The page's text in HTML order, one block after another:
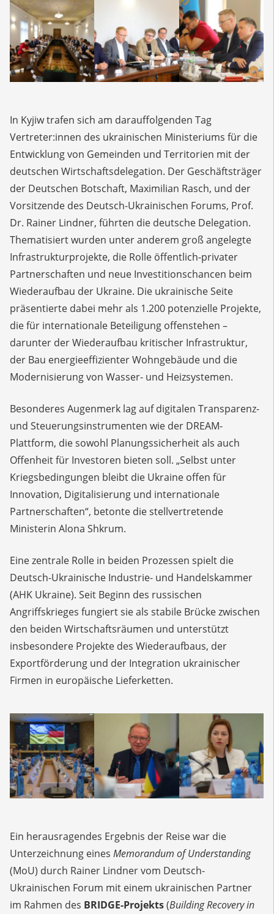
In Kyjiw trafen sich am darauffolgenden Tag
Vertreter:innen des ukrainischen Ministeriums für die
Entwicklung von Gemeinden und Territorien mit der
deutschen Wirtschaftsdelegation. Der Geschäftsträger
der Deutschen Botschaft, Maximilian Rasch, und der
Vorsitzende des Deutsch-Ukrainischen Forums, Prof.
Dr. Rainer Lindner, führten die deutsche Delegation.
Thematisiert wurden unter anderem groß angelegte
Infrastrukturprojekte, die Rolle öffentlich-privater
Partnerschaften und neue Investitionschancen beim
Wiederaufbau der Ukraine. Die ukrainische Seite
präsentierte dabei mehr als 1.200 potenzielle Projekte,
die für internationale Beteiligung offenstehen –
darunter der Wiederaufbau kritischer Infrastruktur,
der Bau energieeffizienter Wohngebäude und die
Modernisierung von Wasser- und Heizsystemen.
Besonderes Augenmerk lag auf digitalen Transparenz-
und Steuerungsinstrumenten wie der DREAM-
Plattform, die sowohl Planungssicherheit als auch
Offenheit für Investoren bieten soll. „Selbst unter
Kriegsbedingungen bleibt die Ukraine offen für
Innovation, Digitalisierung und internationale
Partnerschaften“, betonte die stellvertretende
Ministerin Alona Shkrum.
Eine zentrale Rolle in beiden Prozessen spielt die
Deutsch-Ukrainische Industrie- und Handelskammer
(AHK Ukraine). Seit Beginn des russischen
Angriffskrieges fungiert sie als stabile Brücke zwischen
den beiden Wirtschaftsräumen und unterstützt
insbesondere Projekte des Wiederaufbaus, der
Exportförderung und der Integration ukrainischer
Firmen in europäische Lieferketten.
Ein herausragendes Ergebnis der Reise war die
Unterzeichnung eines Memorandum of Understanding
(MoU) durch Rainer Lindner vom Deutsch-
Ukrainischen Forum mit einem ukrainischen Partner
im Rahmen des BRIDGE-Projekts(Building Recovery in